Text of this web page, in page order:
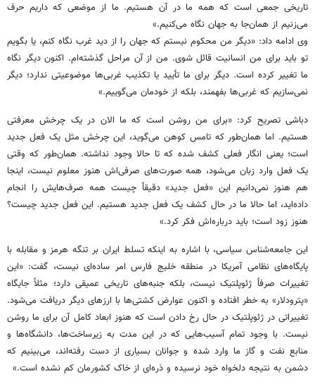
تاریخی جمعی است که همه‌ ما در آن هستیم. ما از موضعی که داریم حرف
می‌زنیم از همان‌جا به جهان نگاه می‌کنیم.»
وی ادامه داد: «دیگر من محکوم نیستم که جهان را از دید غرب نگاه کنم، یا بگویم
تو باید برای من انسانیت قائل شوی. من از آن مراحل گذشته‌ام. اکنون دیگر نگاه
ما تغییر کرده است. دیگر برای ما تأیید یا تکذیب غربی‌ها موضوعیتی ندارد؛ دیگر
نمی‌سازیم که غربی‌ها بفهمند، بلکه از خودمان می‌گوییم.»
دباشی تصریح کرد: «برای من روشن است که ما الان در یک چرخش معرفتی
هستیم. اما همان‌طور که تامس کوهن می‌گوید، این چرخش مثل یک فعل جدید
است؛ یعنی انگار فعلی کشف شده که تا حالا وجود نداشته. همان‌طور که وقتی
یک فعل وارد زبان می‌شود، همه صورت‌های صرفی‌اش هنوز معلوم نیست، اینجا
هم هنوز نمی‌دانیم این «فعل جدید» دقیقاً چیست همه‌ صرف‌هایش را انجام
داده‌اید، اما حالا ما در حال کشف یک فعل جدید هستیم. این فعل جدید چیست؟
هنوز زود است؛ باید درباره‌اش فکر کرد.»
این جامعه‌شناس سیاسی، با اشاره به اینکه تسلط ایران بر تنگه هرمز و مقابله با
پایگاه‌های نظامی آمریکا در منطقه خلیج فارس امر ساده‌ای نیست، گفت: «این
تغییرات صرفاً ژئوپلتیک نیست، بلکه جنبه‌های تاریخی عمیقی دارد؛ مثلاً جایگاه
«پترودلار» به خطر افتاده و اکنون عوارض کشتی‌ها با ارزهای دیگر دریافت می‌شود.
تغییراتی در ژئوپلتیک در حال رخ دادن است که هنوز ابعاد کامل آن برای ما روشن
نیست. با وجود تمام آسیب‌هایی که در این مدت به زیرساخت‌ها، دانشگاه‌ها و
منابع نفت و گاز ما وارد شده و جوانان بسیاری از دست رفته‌اند، می‌بینیم که
دشمن به نتیجه دلخواه خود نرسیده و ذره‌ای از خاک کشورمان کم نشده است.»